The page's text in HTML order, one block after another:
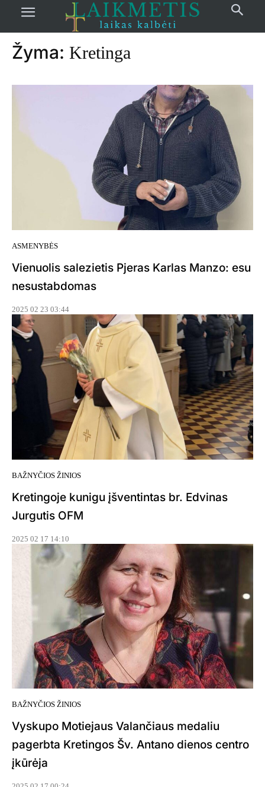
žymos Kretinga
Žyma: Kretinga
ASMENYBĖS
Vienuolis salezietis Pjeras Karlas Manzo: esu
nesustabdomas
2025 02 23 03:44
BAŽNYČIOS ŽINIOS
Kretingoje kunigu įšventintas br. Edvinas
Jurgutis OFM
2025 02 17 14:10
BAŽNYČIOS ŽINIOS
Vyskupo Motiejaus Valančiaus medaliu
pagerbta Kretingos Šv. Antano dienos centro
įkūrėja